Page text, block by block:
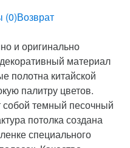
(0)Возврат
и оригинально
материал
полотна китайской
палитру цветов.
собой темный песочный
потолка создана
специального